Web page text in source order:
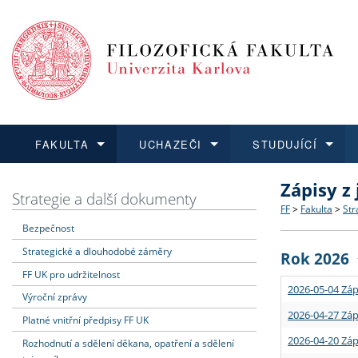
FAKULTA
Dozvědět se více
Struktura
Strategie
Podpora
UCHAZEČI
Podat přihlášku
Co
Učitelské
STUDUJÍCÍ
Dozvědět se více
Rigorózní
Dozvědět se více
O vědě a
Granty a
Dozvědět se více
Aktuální
Strategie a další dokumenty
Bezpečnost
Strategické a dlouhodobé záměry
FF UK pro udržitelnost
Výroční zprávy
Platné vnitřní předpisy FF UK
Rozhodnutí a sdělení děkana, opatření a sdělení
Zápisy
FF > Fakulta >
Rok 2026
2026-05-04
2026-04-27
2026-04-20